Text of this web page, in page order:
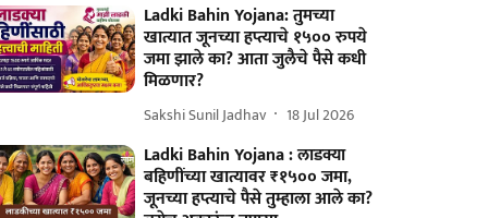
Ladki Bahin Yojana: तुमच्या
खात्यात जूनच्या हप्त्याचे १५०० रुपये
जमा झाले का? आता जुलैचे पैसे कधी
मिळणार?
Sakshi Sunil Jadhav 18 Jul 2026
Ladki Bahin Yojana : लाडक्या
बहि‍णींच्या खात्यावर ₹१५०० जमा,
जूनच्या हप्त्याचे पैसे तुम्हाला आले का?